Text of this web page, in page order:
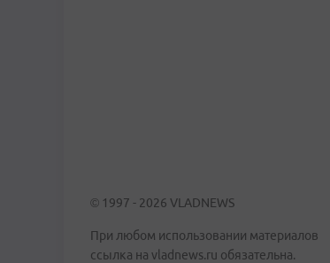
© 1997 - 2026 VLADNEWS
При любом использовании материалов
ссылка на vladnews.ru обязательна.